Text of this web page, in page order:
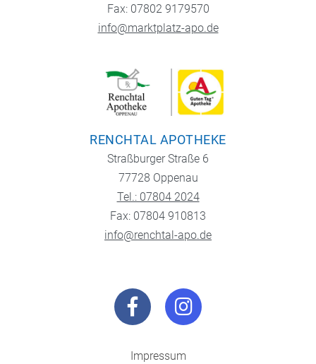
Fax: 07802 9179570
info@marktplatz-apo.de
RENCHTAL APOTHEKE
Straßburger Straße 6
77728 Oppenau
Tel.: 07804 2024
Fax: 07804 910813
info@renchtal-apo.de
Impressum